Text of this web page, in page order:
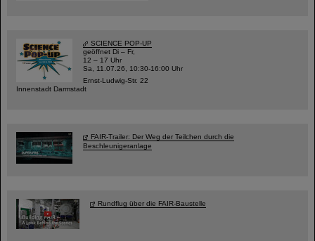
SCIENCE POP-UP
geöffnet Di – Fr,
12 – 17 Uhr
Sa, 11.07.26, 10:30-16:00 Uhr
Ernst-Ludwig-Str. 22
Innenstadt Darmstadt
FAIR-Trailer: Der Weg der Teilchen durch die
Beschleunigeranlage
Rundflug über die FAIR-Baustelle